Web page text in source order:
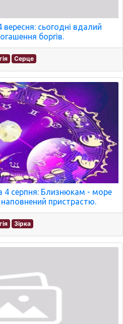
сьогодні вдалий
боргів.
Серце
4 серпня: Близнюкам - море
пристрастю.
Зірка